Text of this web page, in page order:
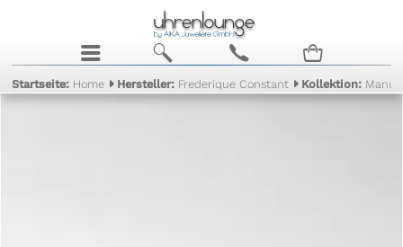
j b c n
Startseite: Home Hersteller: Frederique Constant Kollektion: